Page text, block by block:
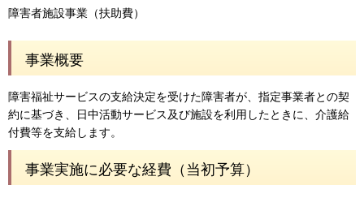
障害者施設事業（扶助費）
事業概要
障害福祉サービスの支給決定を受けた障害者が、指定事業者との契
約に基づき、日中活動サービス及び施設を利用したときに、介護給
付費等を支給します。
事業実施に必要な経費（当初予算）